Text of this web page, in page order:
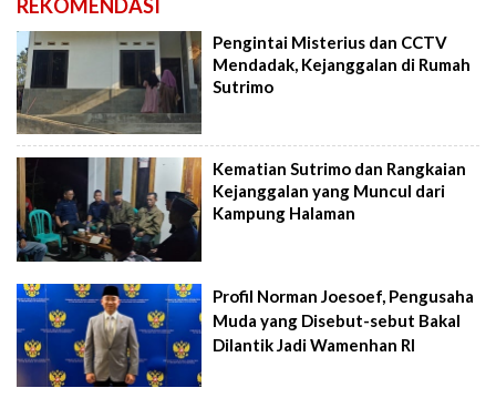
REKOMENDASI
Pengintai Misterius dan CCTV
Mendadak, Kejanggalan di Rumah
Sutrimo
Kematian Sutrimo dan Rangkaian
Kejanggalan yang Muncul dari
Kampung Halaman
Profil Norman Joesoef, Pengusaha
Muda yang Disebut-sebut Bakal
Dilantik Jadi Wamenhan RI